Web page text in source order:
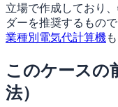
立場で作成しており
ダーを推奨するもので
業種別電気代計算機
このケースの
法）